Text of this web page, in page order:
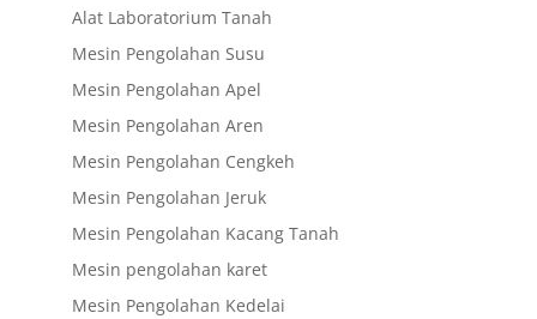
Alat Laboratorium Tanah
Mesin Pengolahan Susu
Mesin Pengolahan Apel
Mesin Pengolahan Aren
Mesin Pengolahan Cengkeh
Mesin Pengolahan Jeruk
Mesin Pengolahan Kacang Tanah
Mesin pengolahan karet
Mesin Pengolahan Kedelai